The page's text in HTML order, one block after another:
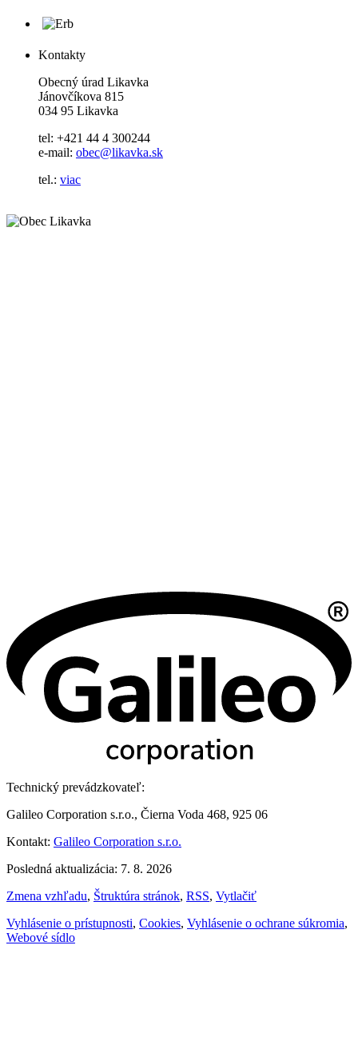
Kontakty
Obecný úrad Likavka
Jánovčíkova 815
034 95 Likavka
tel: +421 44 4 300244
e-mail: obec@likavka.sk
tel.: viac
Technický prevádzkovateľ:
Galileo Corporation s.r.o., Čierna Voda 468, 925 06
Kontakt: Galileo Corporation s.r.o.
Posledná aktualizácia: 7. 8. 2026
Zmena vzhľadu, Štruktúra stránok, RSS, Vytlačiť
Vyhlásenie o prístupnosti, Cookies, Vyhlásenie o ochrane súkromia,
Webové sídlo